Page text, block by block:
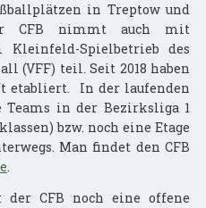
in Treptow und
CFB nimmt auch mit
Kleinfeld-Spielbetrieb des
(VFF) teil. Seit 2018 haben
etabliert.
In der laufenden
Teams in der Bezirksliga 1
bzw. noch eine Etage
Man findet den CFB
.
der CFB noch eine offene